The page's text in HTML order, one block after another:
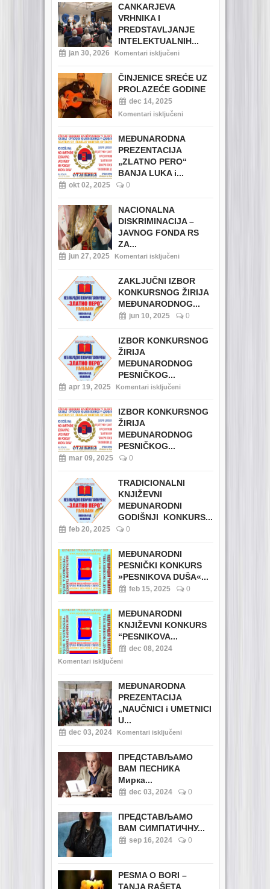
CANKARJEVA
VRHNIKA I
PREDSTAVLJANJE
INTELEKTUALNIH...
jan 30, 2026 Komentari isključeni
ČINJENICE SREĆE UZ
PROLAZEĆE GODINE
dec 14, 2025
Komentari isključeni
MEĐUNARODNA
PREZENTACIJA
„ZLATNO PERO“
BANJA LUKA i...
okt 02, 2025 0
NACIONALNA
DISKRIMINACIJA –
JAVNOG FONDA RS
ZA...
jun 27, 2025 Komentari isključeni
ZAKLJUČNI IZBOR
KONKURSNOG ŽIRIJA
MEĐUNARODNOG...
jun 10, 2025 0
IZBOR KONKURSNOG
ŽIRIJA
MEĐUNARODNOG
PESNIČKOG...
apr 19, 2025 Komentari isključeni
IZBOR KONKURSNOG
ŽIRIJA
MEĐUNARODNOG
PESNIČKOG...
mar 09, 2025 0
TRADICIONALNI
KNJIŽEVNI
MEĐUNARODNI
GODIŠNJI KONKURS...
feb 20, 2025 0
MEĐUNARODNI
PESNIČKI KONKURS
»PESNIKOVA DUŠA«...
feb 15, 2025 0
MEĐUNARODNI
KNJIŽEVNI KONKURS
“PESNIKOVA...
dec 08, 2024
Komentari isključeni
MEĐUNARODNA
PREZENTACIJA
„NAUČNICI i UMETNICI
U...
dec 03, 2024 Komentari isključeni
ПРЕДСТАВЉАМО
ВАМ ПЕСНИКА
Мирка...
dec 03, 2024 0
ПРЕДСТАВЉАМО
ВАМ СИМПАТИЧНУ...
sep 16, 2024 0
PESMA O BORI –
TANJA RAŠETA